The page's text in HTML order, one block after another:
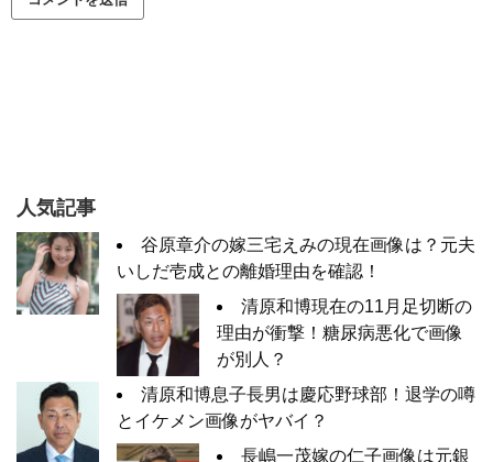
人気記事
谷原章介の嫁三宅えみの現在画像は？元夫
いしだ壱成との離婚理由を確認！
清原和博現在の11月足切断の
理由が衝撃！糖尿病悪化で画像
が別人？
清原和博息子長男は慶応野球部！退学の噂
とイケメン画像がヤバイ？
長嶋一茂嫁の仁子画像は元銀